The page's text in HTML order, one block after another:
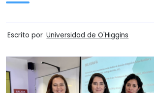
Escrito por Universidad de O'Higgins